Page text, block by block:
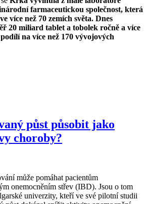
farmaceutickou společnost, která
více než 70 zemích světa. Dnes
20 miliard tablet a tobolek ročně a více
na více než 170 vývojových
půst působit jako
choroby?
může pomáhat pacientům
onemocněním střev (IBD). Jsou o tom
univerzity, kteří ve své pilotní studii